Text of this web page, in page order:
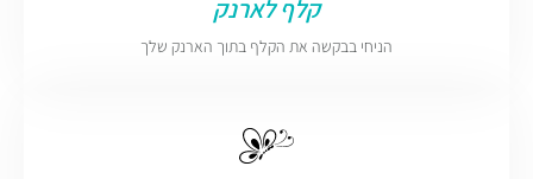
קלף לארנק
הניחי בבקשה את הקלף בתוך הארנק שלך